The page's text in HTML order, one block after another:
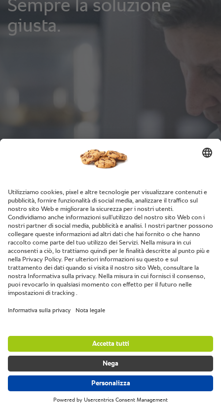
Quali sfide vorresti affrontare con iCombi Pro? I diversi
formati degli apparecchi e le diverse varianti di
installazione consentono soluzioni flessibili e
personalizzate. Ad esempio, con la cappa aspirante
UltraVent Plus, collegata direttamente all'apparecchio,
non è necessario effettuare il collegamento esterno e
neppure ricorrere a un ulteriore sistema di aspirazione
da collocare sul posto in cui è installato il sistema di
cottura. Più facile di così non si può.